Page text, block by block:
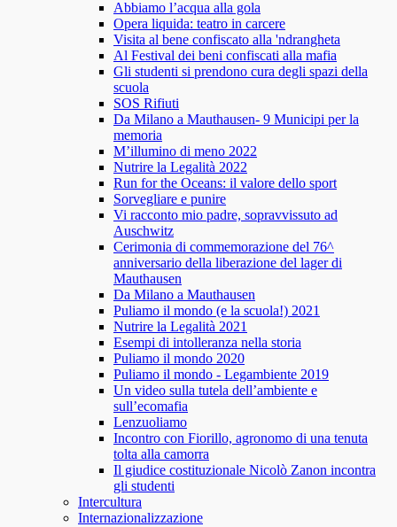
Abbiamo l’acqua alla gola
Opera liquida: teatro in carcere
Visita al bene confiscato alla 'ndrangheta
Al Festival dei beni confiscati alla mafia
Gli studenti si prendono cura degli spazi della
scuola
SOS Rifiuti
Da Milano a Mauthausen- 9 Municipi per la
memoria
M’illumino di meno 2022
Nutrire la Legalità 2022
Run for the Oceans: il valore dello sport
Sorvegliare e punire
Vi racconto mio padre, sopravvissuto ad
Auschwitz
Cerimonia di commemorazione del 76^
anniversario della liberazione del lager di
Mauthausen
Da Milano a Mauthausen
Puliamo il mondo (e la scuola!) 2021
Nutrire la Legalità 2021
Esempi di intolleranza nella storia
Puliamo il mondo 2020
Puliamo il mondo - Legambiente 2019
Un video sulla tutela dell’ambiente e
sull’ecomafia
Lenzuoliamo
Incontro con Fiorillo, agronomo di una tenuta
tolta alla camorra
Il giudice costituzionale Nicolò Zanon incontra
gli studenti
Intercultura
Internazionalizzazione